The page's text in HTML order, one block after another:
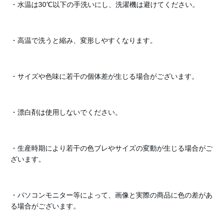
・水温は30℃以下の手洗いにし、洗濯機は避けてください。
・高温で洗うと縮み、変形しやすくなります。
・サイズや色味に若干の個体差が生じる場合がございます。
・漂白剤は使用しないでください。
・生産時期により若干の色ブレやサイズの変動が生じる場合がご
ざいます。
・パソコンモニター等によって、画像と実際の商品に色の差があ
る場合がございます。